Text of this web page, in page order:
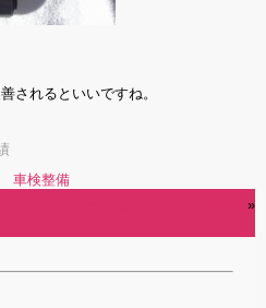
されるといいですね。
車検整備
»